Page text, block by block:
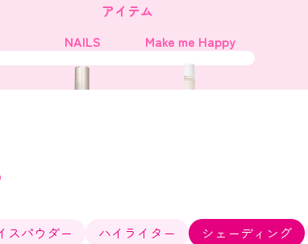
アイテム
NAILS Make me Happy
スパウダー ハイライター シェーディング